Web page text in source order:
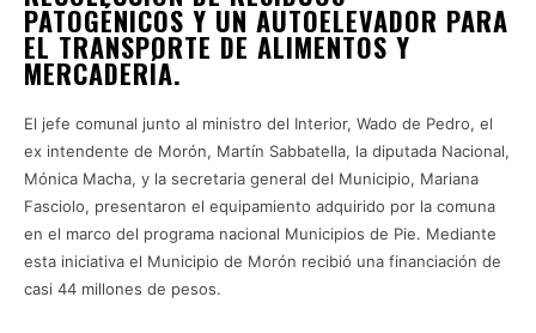
PATOGÉNICOS Y UN AUTOELEVADOR PARA
EL TRANSPORTE DE ALIMENTOS Y
MERCADERÍA.
El jefe comunal junto al ministro del Interior, Wado de Pedro, el
ex intendente de Morón, Martín Sabbatella, la diputada Nacional,
Mónica Macha, y la secretaria general del Municipio, Mariana
Fasciolo, presentaron el equipamiento adquirido por la comuna
en el marco del programa nacional Municipios de Pie. Mediante
esta iniciativa el Municipio de Morón recibió una financiación de
casi 44 millones de pesos.